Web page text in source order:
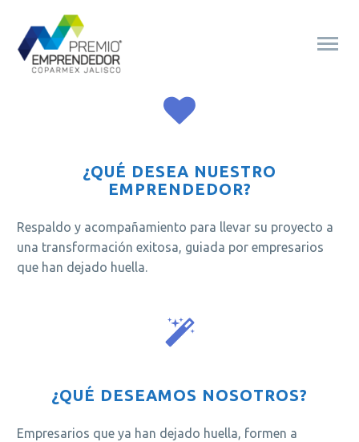
¿QUÉ DESEA NUESTRO
EMPRENDEDOR?
Respaldo y acompañamiento para llevar su proyecto a
una transformación exitosa, guiada por empresarios
que han dejado huella.
¿QUÉ DESEAMOS NOSOTROS?
Empresarios que ya han dejado huella, formen a